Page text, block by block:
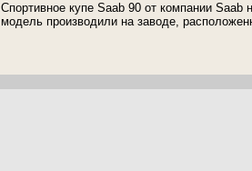
Спортивное купе Saab 90 от компании Saab
модель производили на заводе,